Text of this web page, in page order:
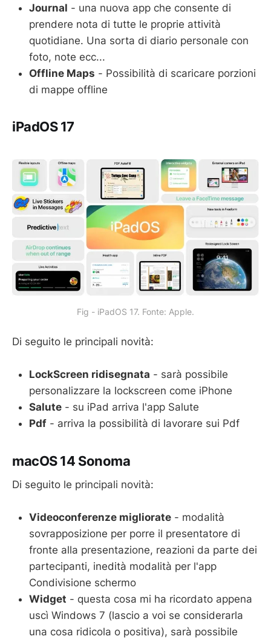
Journal - una nuova app che consente di
prendere nota di tutte le proprie attività
quotidiane. Una sorta di diario personale con
foto, note ecc...
Offline Maps - Possibilità di scaricare porzioni
di mappe offline
iPadOS 17
Fig - iPadOS 17. Fonte: Apple.
Di seguito le principali novità:
LockScreen ridisegnata - sarà possibile
personalizzare la lockscreen come iPhone
Salute - su iPad arriva l'app Salute
Pdf - arriva la possibilità di lavorare sui Pdf
macOS 14 Sonoma
Di seguito le principali novità:
Videoconferenze migliorate - modalità
sovrapposizione per porre il presentatore di
fronte alla presentazione, reazioni da parte dei
partecipanti, inedità modalità per l'app
Condivisione schermo
Widget - questa cosa mi ha ricordato appena
uscì Windows 7 (lascio a voi se considerarla
una cosa ridicola o positiva), sarà possibile